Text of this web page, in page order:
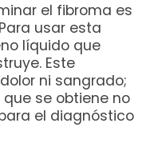
el fibroma es
usar esta
líquido que
Este
ni sangrado;
se obtiene no
el diagnóstico